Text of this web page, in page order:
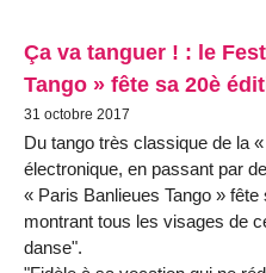
Ça va tanguer ! : le
Tango » fête sa 20è
31 octobre 2017
Du tango très classique de la
électronique, en passant par
« Paris Banlieues Tango »
montrant tous les visages de
danse".